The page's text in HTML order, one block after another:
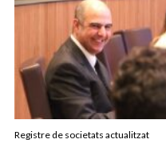
Registre de societats actualitzat